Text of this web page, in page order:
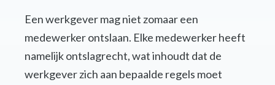
Een werkgever mag niet zomaar een
medewerker ontslaan. Elke medewerker heeft
namelijk ontslagrecht, wat inhoudt dat de
werkgever zich aan bepaalde regels moet